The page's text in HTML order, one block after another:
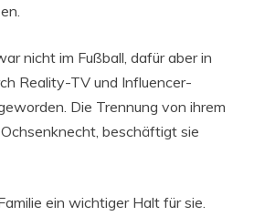
nicht im Fußball, dafür aber in
Reality-TV und Influencer-
Die Trennung von ihrem
beschäftigt sie
ein wichtiger Halt für sie.